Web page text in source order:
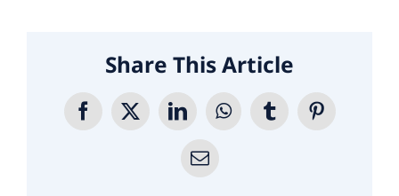
Share This Article
Facebook
X LinkedInWhatsApp
TumblrPinterest
Email